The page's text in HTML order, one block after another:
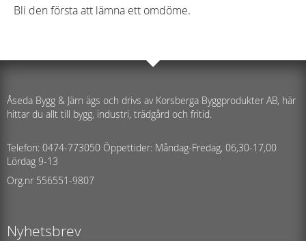
Bli den första att lämna ett omdöme.
Åseda Bygg & Järn ägs och drivs av Korsberga Byggprodukter AB, här
hittar du allt till bygg, industri, trädgård och fritid.
Telefon: 0474-773050 Öppettider: Måndag-Fredag, 06,30-17,00
Lördag 9-13
Org.nr 556551-9807
Nyhetsbrev